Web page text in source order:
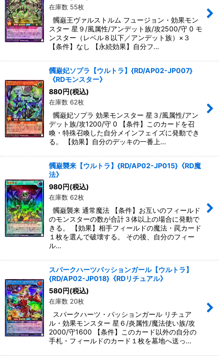
在庫数 55枚
髑巌王ヴァルストルム フュージョン・効果モン
スター 星９/風属性/アンデット族/攻2500/守 0 モ
ンスター（レベル８以下／アンデット族）×３
【条件】なし 【永続効果】自分フ…
髑巌妃ソプラ【ウルトラ】{RD/AP02-JP007}
《RDモンスター》
880円(税込)
在庫数 62枚
髑巌妃ソプラ 効果モンスター 星３/風属性/アン
デット族/攻1200/守 0 【条件】このカードを召
喚・特殊召喚した自分メインフェイズに発動でき
る。 【効果】自分のデッキの一番上…
髑巌襲来【ウルトラ】{RD/AP02-JP015}《RD魔
法》
980円(税込)
在庫数 62枚
髑巌襲来 通常魔法 【条件】お互いのフィールド
のモンスターの数が合計３体以上の場合に発動で
きる。 【効果】相手フィールドの魔法・罠カード
１枚を選んで破壊する。 その後、自分のフィー
ル…
スパークハーツパッションガール【ウルトラ】
{RD/AP02-JP018}《RDリチュアル》
580円(税込)
在庫数 20枚
スパークハーツ・パッションガール リチュア
ル・効果モンスター 星６/炎属性/魔法使い族/攻
2000/守1600 【条件】このカード以外の自分の
手札・フィールドのカード１枚を墓地へ送っ…